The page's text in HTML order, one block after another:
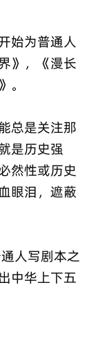
始为普通人
》，《漫长
。
总是关注那
是历史强
然性或历史
眼泪，遮蔽
人写剧本之
中华上下五